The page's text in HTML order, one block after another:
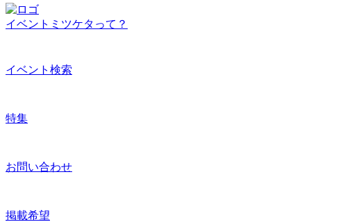
イベントミツケタって？
イベント検索
特集
お問い合わせ
掲載希望